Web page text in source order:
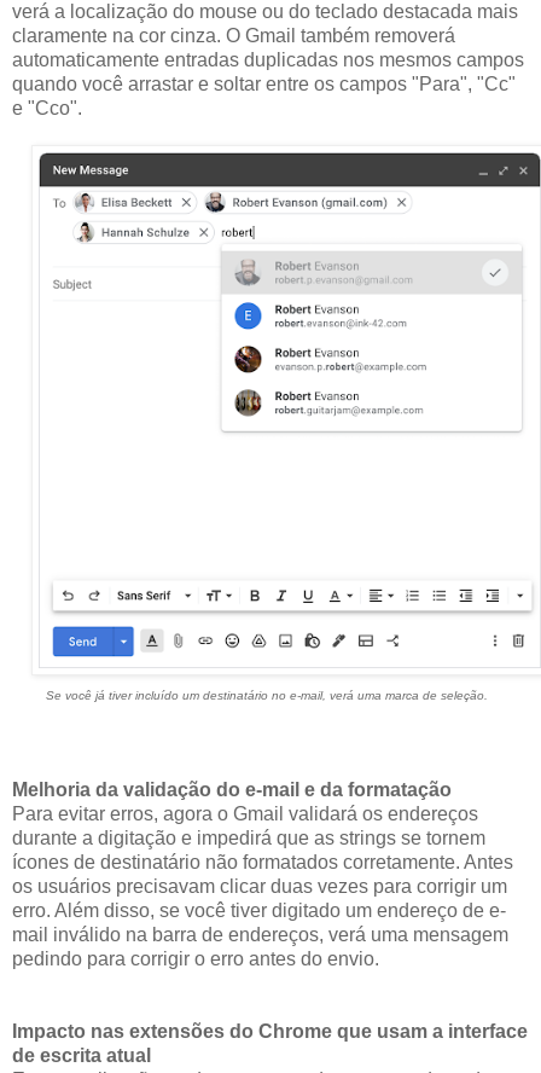
verá a localização do mouse ou do teclado destacada mais
claramente na cor cinza. O Gmail também removerá
automaticamente entradas duplicadas nos mesmos campos
quando você arrastar e soltar entre os campos "Para", "Cc"
e "Cco".
Se você já tiver incluído um destinatário no e-mail, verá uma marca de seleção.
Melhoria da validação do e-mail e da formatação
Para evitar erros, agora o Gmail validará os endereços
durante a digitação e impedirá que as strings se tornem
ícones de destinatário não formatados corretamente. Antes
os usuários precisavam clicar duas vezes para corrigir um
erro. Além disso, se você tiver digitado um endereço de e-
mail inválido na barra de endereços, verá uma mensagem
pedindo para corrigir o erro antes do envio.
Impacto nas extensões do Chrome que usam a interface
de escrita atual